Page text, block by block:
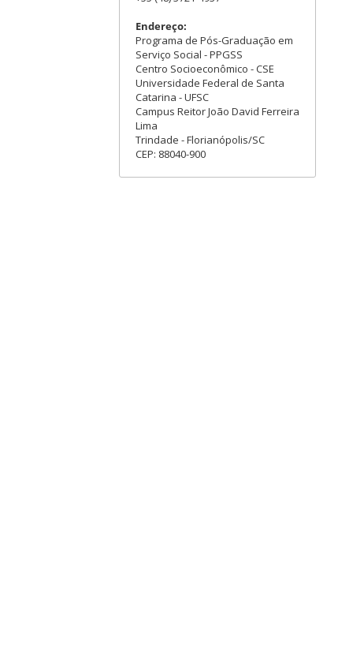
Endereço:
Programa de Pós-Graduação em
Serviço Social - PPGSS
Centro Socioeconômico - CSE
Universidade Federal de Santa
Catarina - UFSC
Campus Reitor João David Ferreira
Lima
Trindade - Florianópolis/SC
CEP: 88040-900